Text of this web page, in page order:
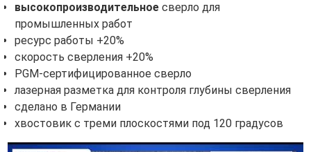
высокопроизводительное сверло для
промышленных работ
ресурс работы +20%
скорость сверления +20%
PGM-сертифицированное сверло
лазерная разметка для контроля глубины сверления
сделано в Германии
хвостовик с треми плоскостями под 120 градусов